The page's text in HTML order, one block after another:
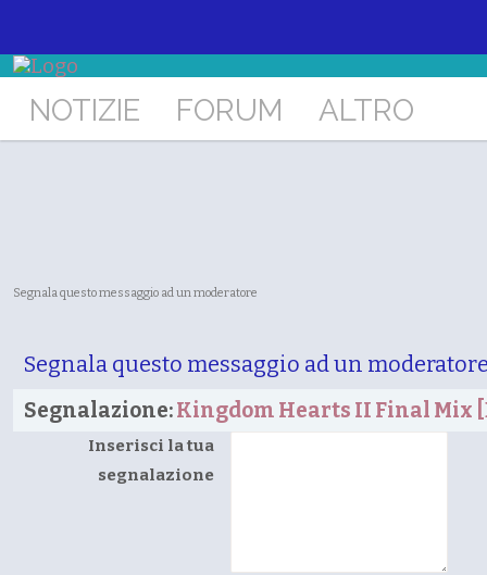
NOTIZIE FORUM ALTRO
Segnala questo messaggio ad un moderatore
Segnala questo messaggio ad un
Segnalazione:Kingdom Hearts II Final Mix
Inserisci la tua
segnalazione